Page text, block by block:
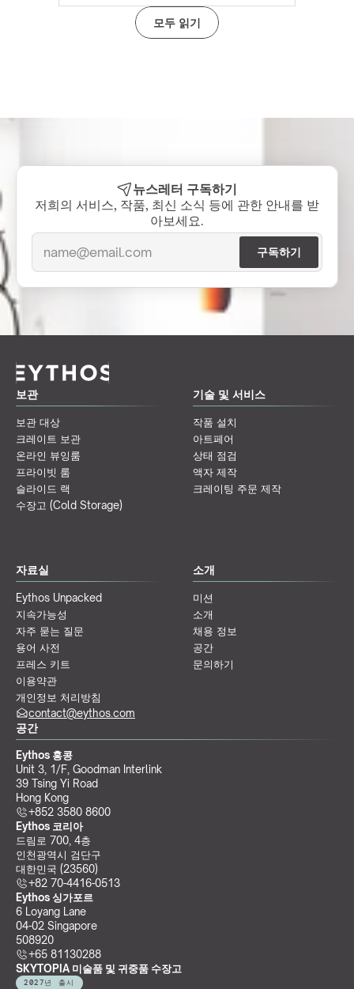
모두 읽기
뉴스레터 구독하기
저희의 서비스, 작품, 최신 소식 등에 관한 안내를 받
아보세요.
보관
보관 대상
크레이트 보관
온라인 뷰잉룸
프라이빗 룸
슬라이드 랙
수장고 (Cold Storage)
기술 및 서비스
작품 설치
아트페어
상태 점검
액자 제작
크레이팅 주문 제작
자료실
Eythos Unpacked
지속가능성
자주 묻는 질문
용어 사전
프레스 키트
이용약관
개인정보 처리방침
소개
미션
소개
채용 정보
공간
문의하기
공간
Eythos 홍콩
Unit 3, 1/F, Goodman Interlink
39 Tsing Yi Road
Hong Kong
+852 3580 8600
Eythos 코리아
드림로 700, 4층
인천광역시 검단구
대한민국 (23560)
+82 70-4416-0513
Eythos 싱가포르
6 Loyang Lane
04-02 Singapore
508920
+65 81130288
SKYTOPIA 미술품 및 귀중품 수장고
2027년 출시
contact@eythos.com